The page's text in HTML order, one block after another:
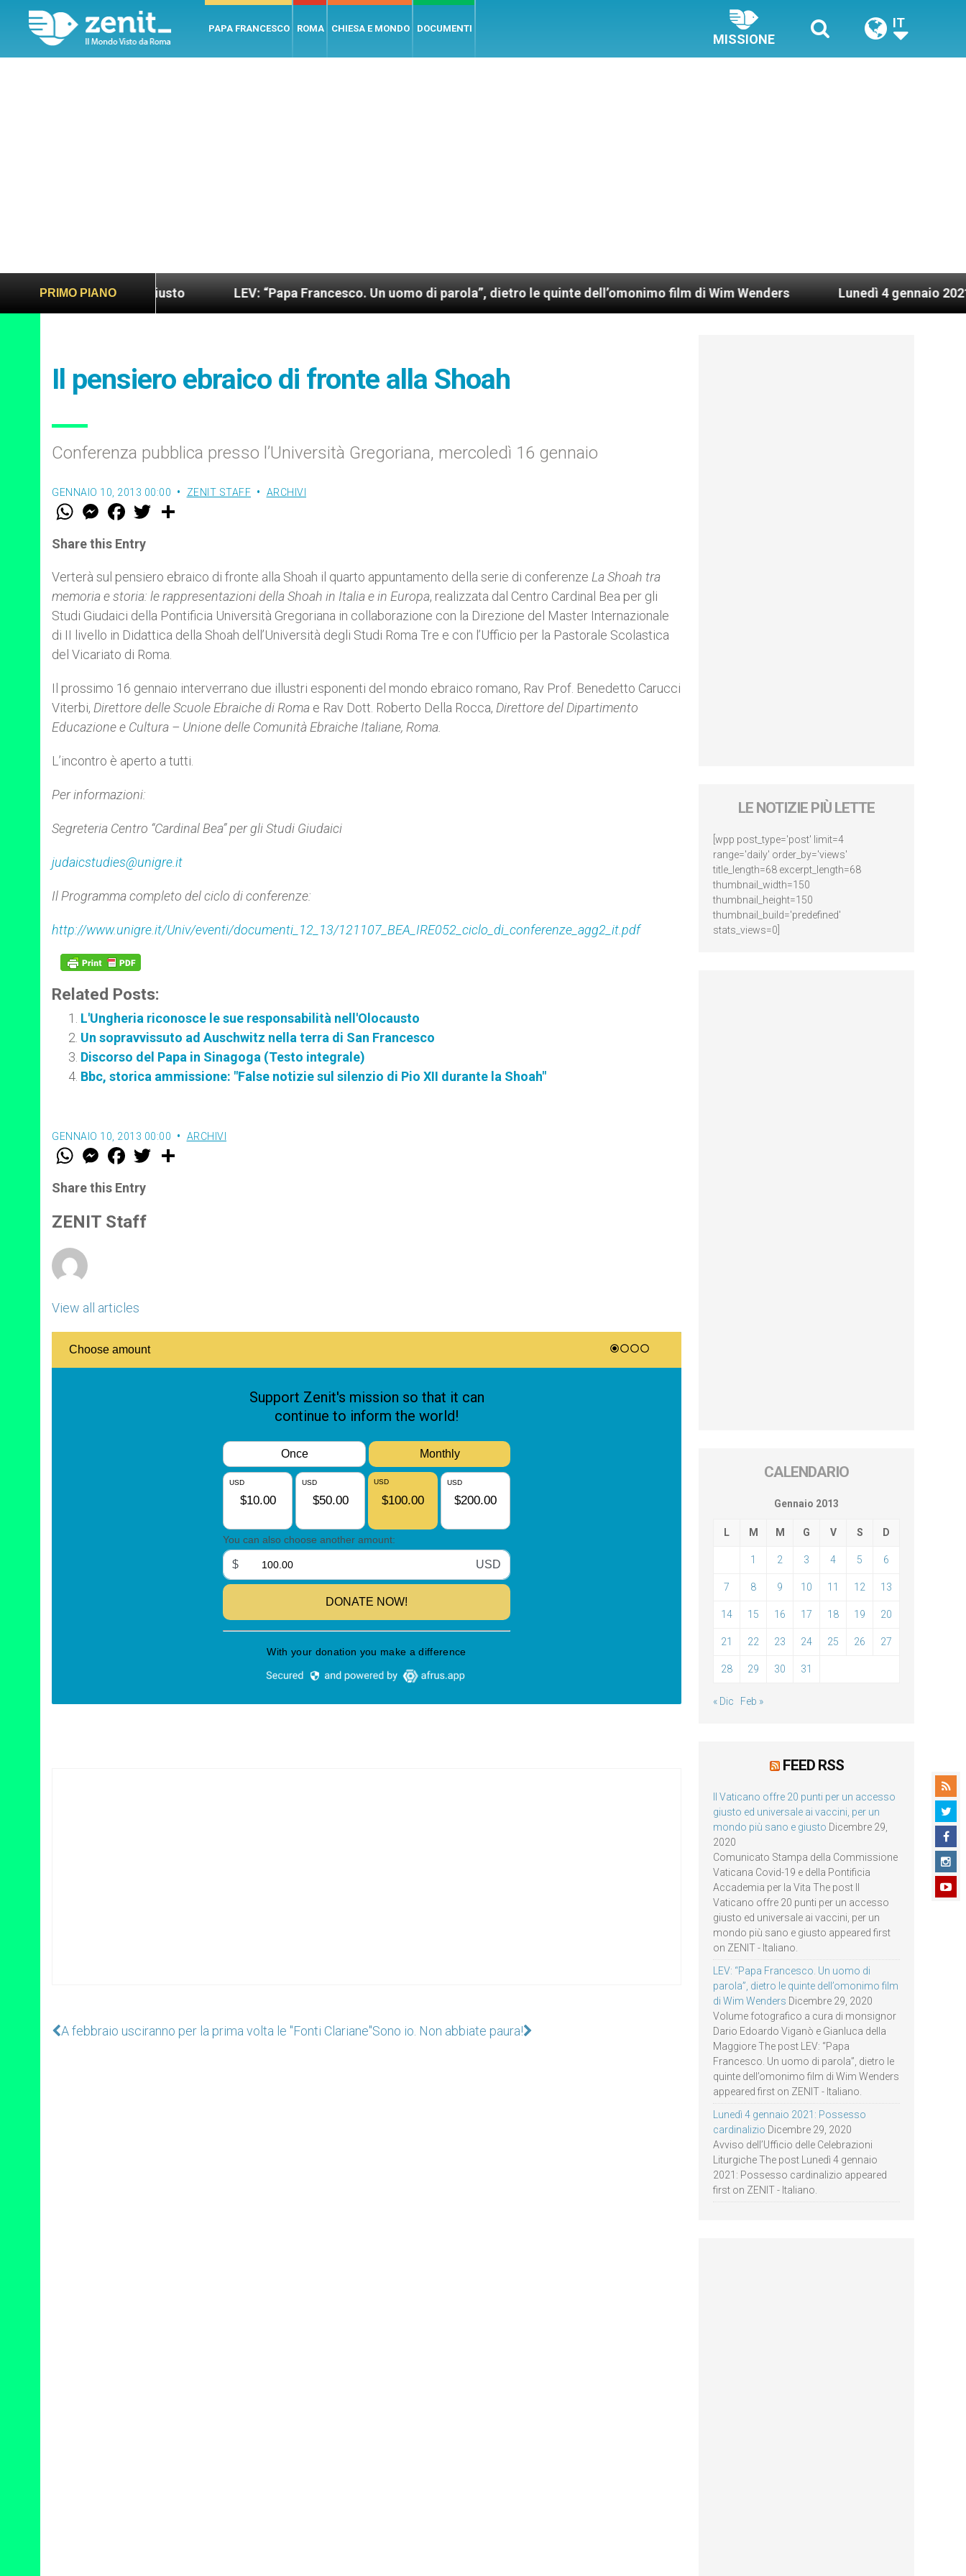
PAPA FRANCESCO ROMA CHIESA E MONDO DOCUMENTI
MISSIONE
IT
PRIMO PIANO
più sano e giusto LEV: “Papa Francesco. Un uomo di parola”, dietro le quinte dell’omonimo film di Wim Wenders Lunedì 4 gennaio 2021:
Il pensiero ebraico di fronte alla Shoah
Conferenza pubblica presso l’Università Gregoriana, mercoledì 16 gennaio
GENNAIO 10, 2013 00:00 ZENIT STAFF ARCHIVI
W
t
s
p
p
M
e
s
e
g
e
r
F
a
e
b
o
k
w
r
Share this Entry
Verterà sul pensiero ebraico di fronte alla Shoah il quarto appuntamento della serie di conferenze La Shoah tra
memoria e storia: le rappresentazioni della Shoah in Italia e in Europa, realizzata dal Centro Cardinal Bea per gli
Studi Giudaici della Pontificia Università Gregoriana in collaborazione con la Direzione del Master Internazionale
di II livello in Didattica della Shoah dell’Università degli Studi Roma Tre e con l’Ufficio per la Pastorale Scolastica
del Vicariato di Roma.
Il prossimo 16 gennaio interverrano due illustri esponenti del mondo ebraico romano, Rav Prof. Benedetto Carucci
Viterbi, Direttore delle Scuole Ebraiche di Roma e Rav Dott. Roberto Della Rocca, Direttore del Dipartimento
Educazione e Cultura – Unione delle Comunità Ebraiche Italiane, Roma.
L’incontro è aperto a tutti.
Per informazioni:
Segreteria Centro “Cardinal Bea” per gli Studi Giudaici
judaicstudies@unigre.it
Il Programma completo del ciclo di conferenze:
http://www.unigre.it/Univ/eventi/documenti_12_13/121107_BEA_IRE052_ciclo_di_conferenze_agg2_it.pdf
Related Posts:
L'Ungheria riconosce le sue responsabilità nell'Olocausto
Un sopravvissuto ad Auschwitz nella terra di San Francesco
Discorso del Papa in Sinagoga (Testo integrale)
Bbc, storica ammissione: "False notizie sul silenzio di Pio XII durante la Shoah"
GENNAIO 10, 2013 00:00 ARCHIVI
W
t
s
p
p
M
e
s
e
g
e
F
a
e
b
o
k
w
Share this Entry
ZENIT Staff
View all articles
A febbraio usciranno per la prima volta le "Fonti Clariane"Sono io. Non abbiate paura!
LE NOTIZIE PIÙ LETTE
[wpp post_type='post' limit=4
range='daily' order_by='views'
title_length=68 excerpt_length=68
thumbnail_width=150
thumbnail_height=150
thumbnail_build='predefined'
stats_views=0]
CALENDARIO
Gennaio 2013
L M M G V S D
1 2 3 4 5 6
7 8 9 10 11 12 13
14 15 16 17 18 19 20
21 22 23 24 25 26 27
28 29 30 31
« Dic Feb »
FEED RSS
Il Vaticano offre 20 punti per un accesso
giusto ed universale ai vaccini, per un
mondo più sano e giusto Dicembre 29,
2020
Comunicato Stampa della Commissione
Vaticana Covid-19 e della Pontificia
Accademia per la Vita The post Il
Vaticano offre 20 punti per un accesso
giusto ed universale ai vaccini, per un
mondo più sano e giusto appeared first
on ZENIT - Italiano.
LEV: “Papa Francesco. Un uomo di
parola”, dietro le quinte dell’omonimo film
di Wim Wenders Dicembre 29, 2020
Volume fotografico a cura di monsignor
Dario Edoardo Viganò e Gianluca della
Maggiore The post LEV: “Papa
Francesco. Un uomo di parola”, dietro le
quinte dell’omonimo film di Wim Wenders
appeared first on ZENIT - Italiano.
Lunedì 4 gennaio 2021: Possesso
cardinalizio Dicembre 29, 2020
Avviso dell’Ufficio delle Celebrazioni
Liturgiche The post Lunedì 4 gennaio
2021: Possesso cardinalizio appeared
first on ZENIT - Italiano.